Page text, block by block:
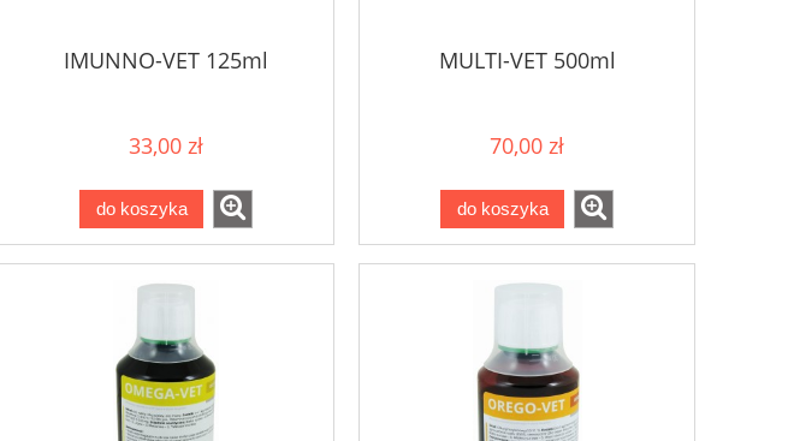
IMUNNO-VET 125ml
33,00 zł
do koszyka
MULTI-VET 500ml
70,00 zł
do koszyka